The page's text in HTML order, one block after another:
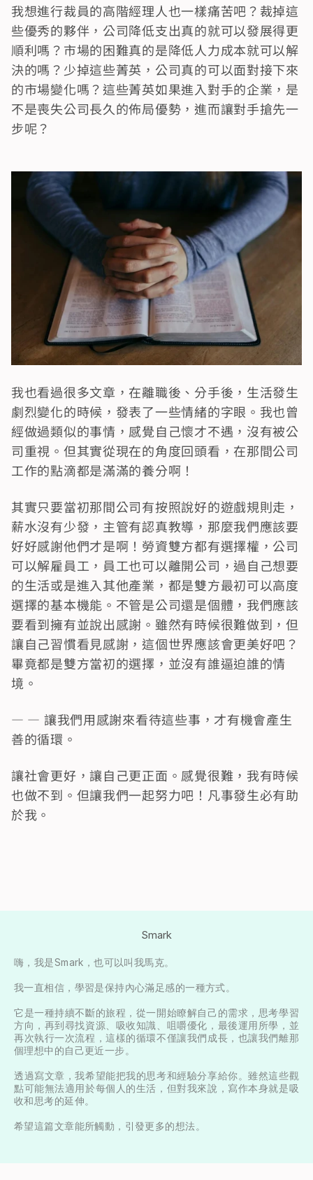
我想進行裁員的高階經理人也一樣痛苦吧？裁掉這
些優秀的夥伴，公司降低支出真的就可以發展得更
順利嗎？市場的困難真的是降低人力成本就可以解
決的嗎？少掉這些菁英，公司真的可以面對接下來
的市場變化嗎？這些菁英如果進入對手的企業，是
不是喪失公司長久的佈局優勢，進而讓對手搶先一
步呢？
我也看過很多文章，在離職後、分手後，生活發生
劇烈變化的時候，發表了一些情緒的字眼。我也曾
經做過類似的事情，感覺自己懷才不遇，沒有被公
司重視。但其實從現在的角度回頭看，在那間公司
工作的點滴都是滿滿的養分啊！
其實只要當初那間公司有按照說好的遊戲規則走，
薪水沒有少發，主管有認真教導，那麼我們應該要
好好感謝他們才是啊！勞資雙方都有選擇權，公司
可以解雇員工，員工也可以離開公司，過自己想要
的生活或是進入其他產業，都是雙方最初可以高度
選擇的基本機能。不管是公司還是個體，我們應該
要看到擁有並說出感謝。雖然有時候很難做到，但
讓自己習慣看見感謝，這個世界應該會更美好吧？
畢竟都是雙方當初的選擇，並沒有誰逼迫誰的情
境。
— — 讓我們用感謝來看待這些事，才有機會產生
善的循環。
讓社會更好，讓自己更正面。感覺很難，我有時候
也做不到。但讓我們一起努力吧！凡事發生必有助
於我。
Smark
嗨，我是Smark，也可以叫我馬克。
我一直相信，學習是保持內心滿足感的一種方式。
它是一種持續不斷的旅程，從一開始瞭解自己的需求，思考學習
方向，再到尋找資源、吸收知識、咀嚼優化，最後運用所學，並
再次執行一次流程，這樣的循環不僅讓我們成長，也讓我們離那
個理想中的自己更近一步。
透過寫文章，我希望能把我的思考和經驗分享給你。雖然這些觀
點可能無法適用於每個人的生活，但對我來說，寫作本身就是吸
收和思考的延伸。
希望這篇文章能所觸動，引發更多的想法。